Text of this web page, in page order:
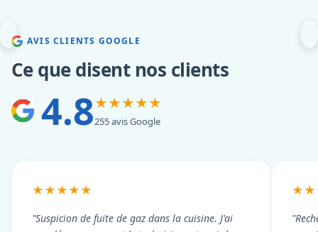
AVIS CLIENTS GOOGLE
Ce que disent nos clients
4.8★★★★★
255 avis Google
★★★★★
"Suspicion de fuite de gaz dans la cuisine. J'ai